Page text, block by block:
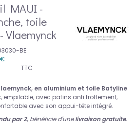
MAUI -
toile
Vlaemynck
BE
TTC
en aluminium et toile Batyline
empilable, avec patins anti frottement,
avec son appui-tête intégré.
par 2, bénéficie d'unelivraison gratuite.